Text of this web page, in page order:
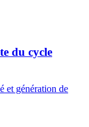
du cycle
et génération de